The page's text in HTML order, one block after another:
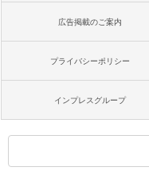
広告掲載のご案内
プライバシーポリシー
インプレスグループ